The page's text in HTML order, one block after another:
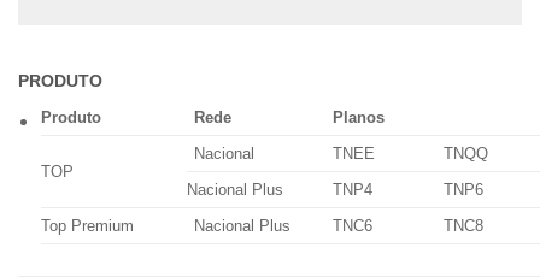
PRODUTO
Produto Rede Planos
TOP
Nacional TNEE
TNQQ
Nacional Plus
TNP4
TNP6
Top Premium
Nacional Plus TNC6 TNC8